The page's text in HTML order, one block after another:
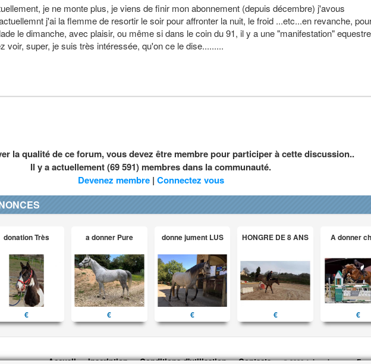
je ne monte plus, je viens de finir mon abonnement (depuis décembre) j'avous
j'ai la flemme de resortir le soir pour affronter la nuit, le froid ...etc...en revanche,
le dimanche, avec plaisir, ou même si dans le coin du 91, il y a une "manifestation"
voir, super, je suis très intéressée, qu'on ce le dise.........
la qualité de ce forum, vous devez être membre pour participer à cette discussion..
Il y a actuellement (69 591) membres dans la communauté.
Devenez membre| Connectez vous
donation Très
€
a donner Pure
€
donne jument LUS
€
HONGRE DE 8 ANS
€
A donner
€
Accueil Inscription Conditions d'utilisation Contacts © 2026 1cheval.com